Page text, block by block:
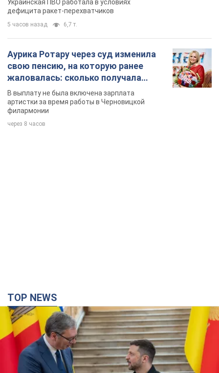
артистки за время работы в Черновицкой
филармонии
через 8 часов
Зеленский впервые прибыл в Сербию:
запланирована встреча с Вучичем
Это первый визит главы государства в Белград
час назад 810